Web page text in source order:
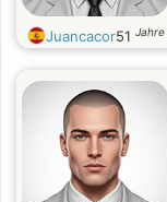
Juancacor51